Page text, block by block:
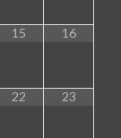
15 16
22 23